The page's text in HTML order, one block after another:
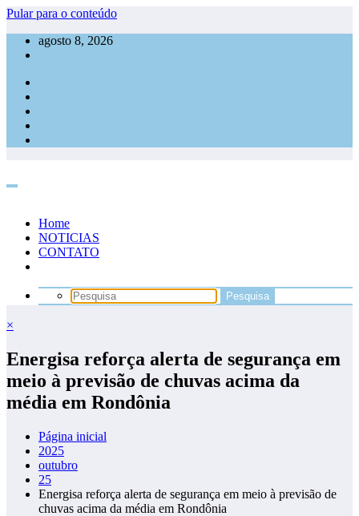
Pular para o conteúdo
agosto 8, 2026
Home
NOTICIAS
CONTATO
×
Energisa reforça alerta de segurança em
meio à previsão de chuvas acima da
média em Rondônia
Página inicial
2025
outubro
25
Energisa reforça alerta de segurança em meio à previsão de
chuvas acima da média em Rondônia